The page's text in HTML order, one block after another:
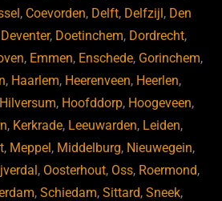
, Coevorden, Delft, Delfzijl , Den
Deventer, Doetinchem, Dordrecht,
, Emmen, Enschede, Gorinchem,
, Haarlem, Heerenveen, Heerlen,
Hilversum, Hoofddorp, Hoogeveen,
, Kerkrade, Leeuwarden, Leiden,
, Meppel , Middelburg, Nieuwegein,
, Oosterhout, Oss, Roermond,
, Schiedam, Sittard, Sneek,